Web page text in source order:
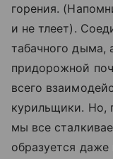
горения.
и не тлеет).
табачного дыма,
придорожной
всего
курильщики. Но,
мы все
образуется